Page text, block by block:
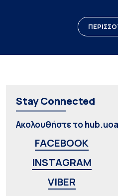
Stay Connected
Ακολουθήστε το
FACEBOOK
INSTAGRAM
VIBER